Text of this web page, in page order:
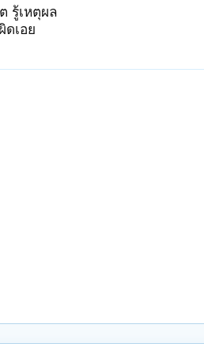
รู้เหตุผล
เอย